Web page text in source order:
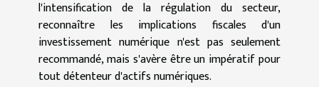
l'intensification de la régulation du secteur,
reconnaître les implications fiscales d'un
investissement numérique n'est pas seulement
recommandé, mais s'avère être un impératif pour
tout détenteur d'actifs numériques.